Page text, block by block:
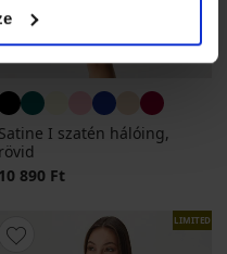
Satine I szatén hálóing,
rövid
10 890 Ft
LIMITED